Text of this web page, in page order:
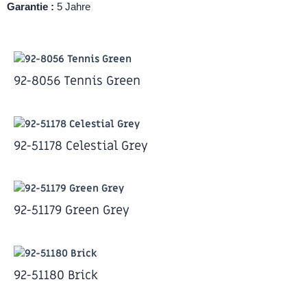
Garantie : 5 Jahre
92-8056 Tennis Green
92-51178 Celestial Grey
92-51179 Green Grey
92-51180 Brick